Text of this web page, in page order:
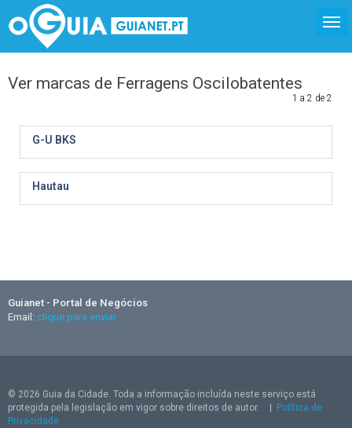
Ver marcas de Ferragens Oscilobatentes
1 a 2 de 2
G-U BKS
Hautau
Guianet - Portal de Negócios
Email: clique para enviar
© 2026 Guia da Cidade. Toda a informação incluída neste serviço está
protegida pela legislação em vigor sobre direitos de autor.
Política de
Privacidade